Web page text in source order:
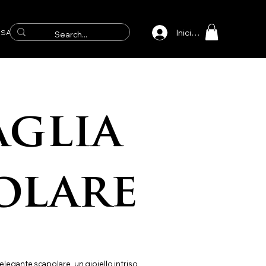
scapolare, un gioiello intriso
Iniciar sesión